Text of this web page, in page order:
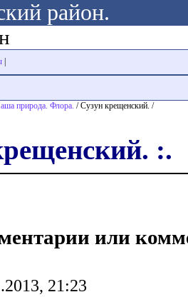
район.
природа. Флора. / Сузун крещенский. /
:.
или
21:23